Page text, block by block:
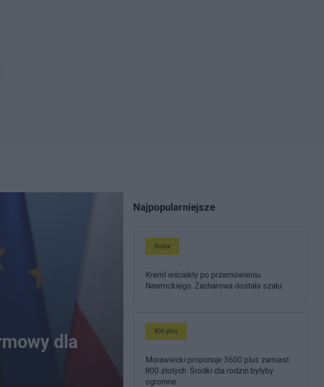
dla
Najpopularniejsze
Rosja
Kreml wściekły po przemówieniu
Nawrockiego. Zacharowa dostała szału
800 plus
Morawiecki proponuje 3600 plus zamiast
800 złotych. Środki dla rodzin byłyby
ogromne